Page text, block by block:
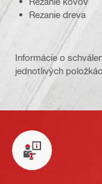
Rezanie dreva
Informácie o
jednotlivých